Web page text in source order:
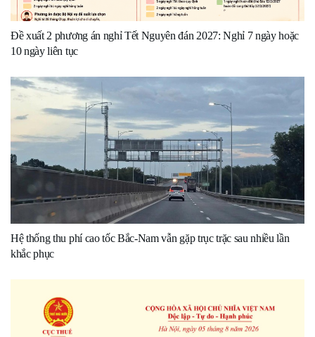
Đề xuất 2 phương án nghỉ Tết Nguyên đán 2027: Nghỉ 7 ngày hoặc
10 ngày liên tục
Hệ thống thu phí cao tốc Bắc-Nam vẫn gặp trục trặc sau nhiều lần
khắc phục